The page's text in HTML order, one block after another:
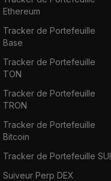
Ethereum
Tracker de Portefeuille
Base
Tracker de Portefeuille
TON
Tracker de Portefeuille
TRON
Tracker de Portefeuille
Bitcoin
Tracker de Portefeuille SUI
Suiveur Perp DEX